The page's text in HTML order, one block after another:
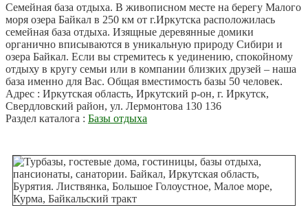
Семейная база отдыха. В живописном месте на берегу Малого
моря озера Байкал в 250 км от г.Иркутска расположилась
семейная база отдыха. Изящные деревянные домики
органично вписываются в уникальную природу Сибири и
озера Байкал. Если вы стремитесь к уединению, спокойному
отдыху в кругу семьи или в компании близких друзей – наша
база именно для Вас. Общая вместимость базы 50 человек.
Адрес : Иркутская область, Иркутский р-он, г. Иркутск,
Свердловский район, ул. Лермонтова 130 136
Раздел каталога : Базы отдыха